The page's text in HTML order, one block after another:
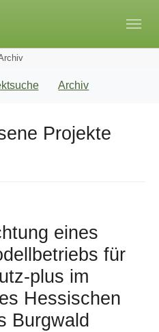
Archiv
Projekte
eines
für
plus im
Hessischen
Burgwald